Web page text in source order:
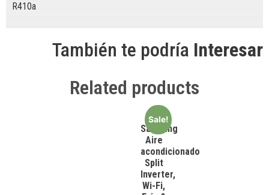
R410a
También te podría Interesar
Related products
Sale!
Samsung
Aire
acondicionado
Split
Inverter,
Wi-Fi,